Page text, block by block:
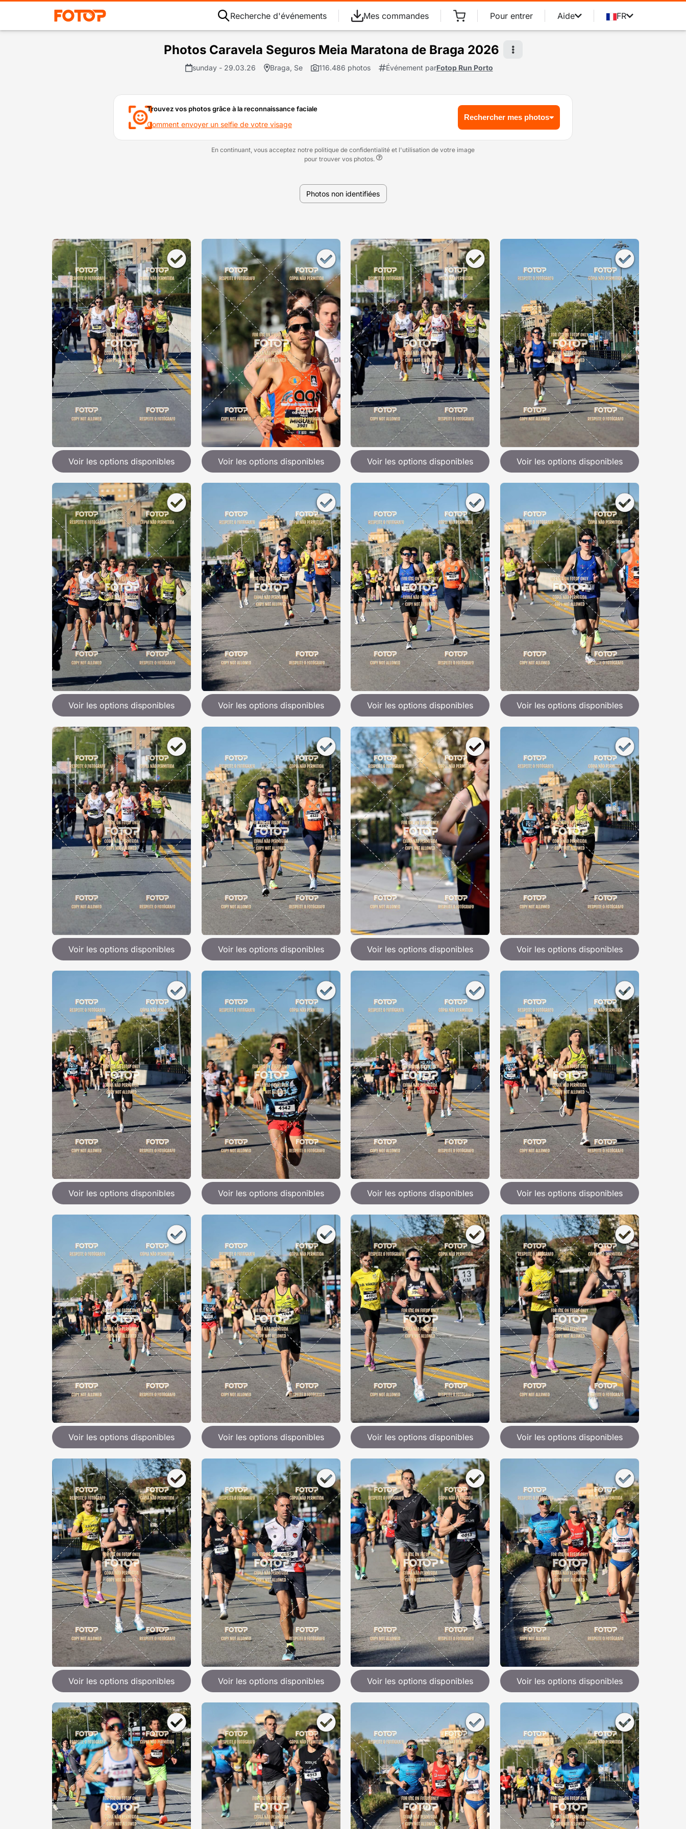
Recherche d'événements Mes commandes Pour entrer Aide FR
Photos Caravela Seguros Meia Maratona de Braga 2026
sunday - 29.03.26 Braga, Se 116.486 photos Événement parFotop Run Porto
Trouvez vos photos grâce à la reconnaissance faciale
Comment envoyer un selfie de votre visage
Rechercher mes photos
En continuant, vous acceptez notre politique de confidentialité et l'utilisation de votre image
pour trouver vos photos.
Photos non identifiées
Voir les options disponibles Voir les options disponibles Voir les options disponibles Voir les options disponibles
Voir les options disponibles Voir les options disponibles Voir les options disponibles Voir les options disponibles
Voir les options disponibles Voir les options disponibles Voir les options disponibles Voir les options disponibles
Voir les options disponibles Voir les options disponibles Voir les options disponibles Voir les options disponibles
Voir les options disponibles Voir les options disponibles Voir les options disponibles Voir les options disponibles
Voir les options disponibles Voir les options disponibles Voir les options disponibles Voir les options disponibles